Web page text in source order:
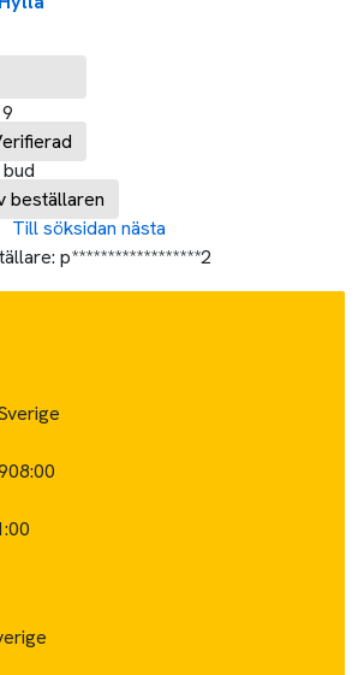
bud
beställaren
Till söksidan nästa
p******************2
08:00